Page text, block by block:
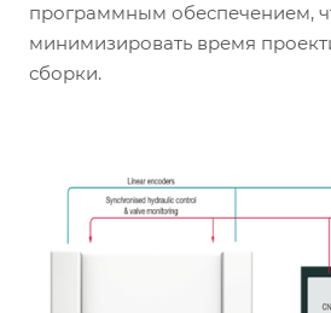
программным обеспечением,
минимизировать время
сборки.